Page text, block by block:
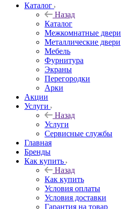
Каталог
Назад
Каталог
Межкомнатные двери
Металлические двери
Мебель
Фурнитура
Экраны
Перегородки
Арки
Акции
Услуги
Назад
Услуги
Сервисные службы
Главная
Бренды
Как купить
Назад
Как купить
Условия оплаты
Условия доставки
Гарантия на товар